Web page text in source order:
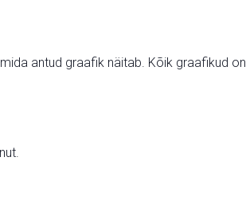
antud graafik näitab. Kõik graafikud on